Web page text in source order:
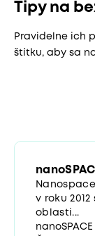
Tipy na
Pravidelne ich
štítku, aby sa
v roku
oblasti...